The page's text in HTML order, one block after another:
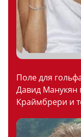
Поле для
Давид Манукян
Краймбрери и